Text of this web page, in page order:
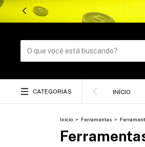
CATEGORIAS INÍCIO
Início > Ferramentas >